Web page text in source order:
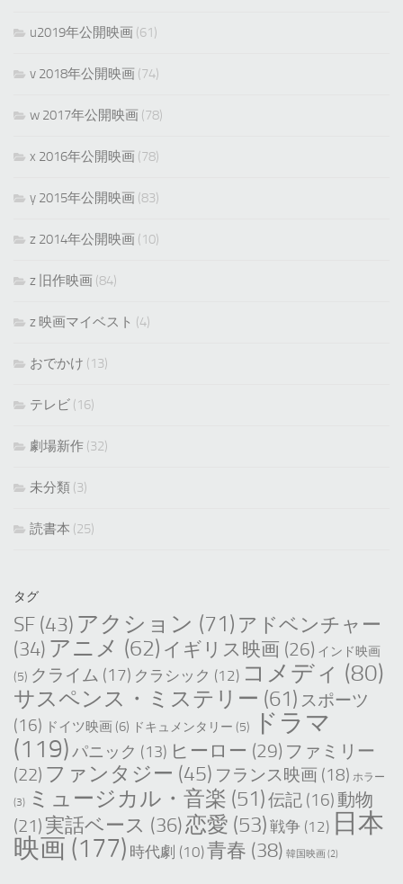
u2019年公開映画 (61)
v 2018年公開映画 (74)
w 2017年公開映画 (78)
x 2016年公開映画 (78)
y 2015年公開映画 (83)
z 2014年公開映画 (10)
z 旧作映画 (84)
z 映画マイベスト (4)
おでかけ (13)
テレビ (16)
劇場新作 (32)
未分類 (3)
読書本 (25)
タグ
SF (43) アクション (71) アドベンチャー
(34) アニメ (62) イギリス映画 (26) インド映画
(5) クライム (17) クラシック (12) コメディ (80)
サスペンス・ミステリー (61) スポーツ
(16) ドイツ映画 (6) ドキュメンタリー (5)
ドラマ
(119)パニック (13) ヒーロー (29) ファミリー
(22) ファンタジー (45) フランス映画 (18) ホラー
(3)
ミュージカル・音楽 (51)伝記 (16)動物
(21) 実話ベース (36)恋愛 (53) 戦争 (12) 日本
映画 (177) 時代劇 (10)青春 (38) 韓国映画 (2)